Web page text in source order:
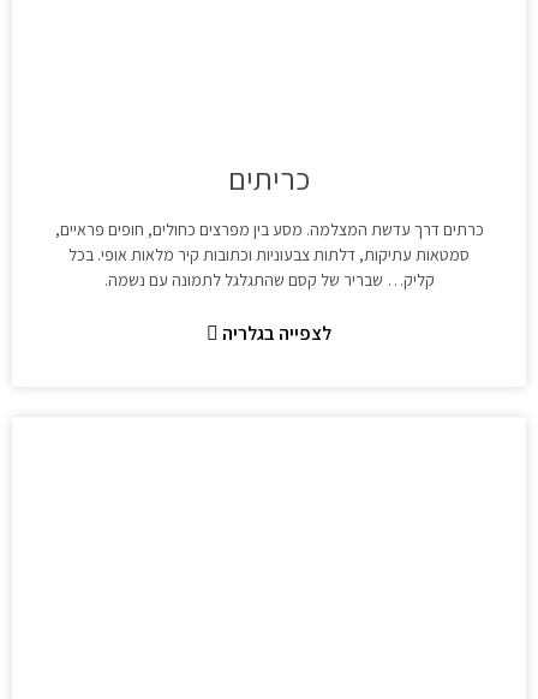
כריתים
כרתים דרך עדשת המצלמה. מסע בין מפרצים כחולים, חופים פראיים,
סמטאות עתיקות, דלתות צבעוניות וכתובות קיר מלאות אופי. בכל
קליק… שבריר של קסם שהתגלגל לתמונה עם נשמה.
לצפייה בגלריה